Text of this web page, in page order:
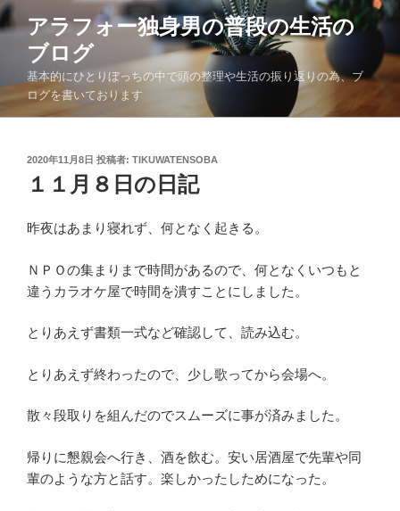
コ
ン
へ
アラフォー独身男の普段の生活の
ブログ
基本的にひとりぼっちの中で頭の整理や生活の振り返りの為、ブ
ログを書いております
投
稿
日:
2020年11月8日 投稿者: TIKUWATENSOBA
１１月８日の日記
昨夜はあまり寝れず、何となく起きる。
ＮＰＯの集まりまで時間があるので、何となくいつもと
違うカラオケ屋で時間を潰すことにしました。
とりあえず書類一式など確認して、読み込む。
とりあえず終わったので、少し歌ってから会場へ。
散々段取りを組んだのでスムーズに事が済みました。
帰りに懇親会へ行き、酒を飲む。安い居酒屋で先輩や同
輩のような方と話す。楽しかったしためになった。